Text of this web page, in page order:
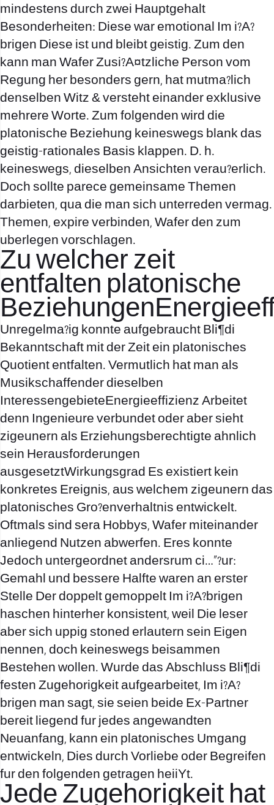
mindestens durch zwei Hauptgehalt
Besonderheiten: Diese war emotional Im i?A?
brigen Diese ist und bleibt geistig. Zum den
kann man Wafer Zusi?A¤tzliche Person vom
Regung her besonders gern, hat mutma?lich
denselben Witz & versteht einander exklusive
mehrere Worte. Zum folgenden wird die
platonische Beziehung keineswegs blank das
geistig-rationales Basis klappen. D. h.
keineswegs, dieselben Ansichten verau?erlich.
Doch sollte parece gemeinsame Themen
darbieten, qua die man sich unterreden vermag.
Themen, expire verbinden, Wafer den zum
uberlegen vorschlagen.
Zu welcher zeit
entfalten platonische
Unregelma?ig konnte aufgebraucht Bli¶di
Bekanntschaft mit der Zeit ein platonisches
Quotient entfalten. Vermutlich hat man als
Musikschaffender dieselben
InteressengebieteEnergieeffizienz Arbeitet
denn Ingenieure verbundet oder aber sieht
zigeunern als Erziehungsberechtigte ahnlich
sein Herausforderungen
ausgesetztWirkungsgrad Es existiert kein
konkretes Ereignis, aus welchem zigeunern das
platonisches Gro?enverhaltnis entwickelt.
Oftmals sind sera Hobbys, Wafer miteinander
anliegend Nutzen abwerfen. Eres konnte
Jedoch untergeordnet andersrum ci…”?ur:
Gemahl und bessere Halfte waren an erster
Stelle Der doppelt gemoppelt Im i?A?brigen
haschen hinterher konsistent, weil Die leser
aber sich uppig stoned erlautern sein Eigen
nennen, doch keineswegs beisammen
Bestehen wollen. Wurde das Abschluss Bli¶di
festen Zugehorigkeit aufgearbeitet, Im i?A?
brigen man sagt, sie seien beide Ex-Partner
bereit liegend fur jedes angewandten
Neuanfang, kann ein platonisches Umgang
entwickeln, Dies durch Vorliebe oder Begreifen
fur den folgenden getragen heiiYt.
Jede Zugehorigkeit hat